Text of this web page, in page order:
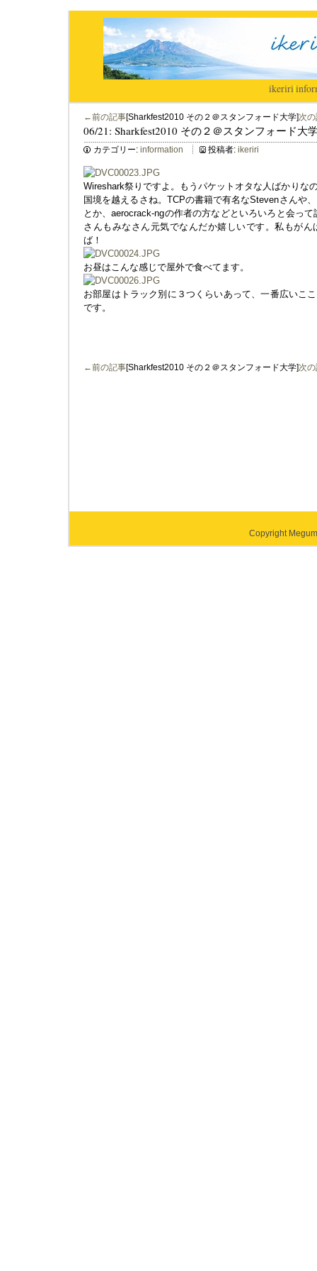
ikeriri|
←前の記事[Sharkfest2010 その２＠スタンフォード大学]次
06/21: Sharkfest2010 その２＠スタンフォード大
カテゴリー: information 投稿者: ikeriri
Wireshark祭りですよ。もうパケットオタな人ばかりな
国境を越えるさね。TCPの書籍で有名なStevenさんや
とか、aerocrack-ngの作者の方などといろいろと会っ
さんもみなさん元気でなんだか嬉しいです。私もが
ば！
お昼はこんな感じで屋外で食べてます。
お部屋はトラック別に３つくらいあって、一番広いこ
です。
←前の記事[Sharkfest2010 その２＠スタンフォード大学]次
Copyright